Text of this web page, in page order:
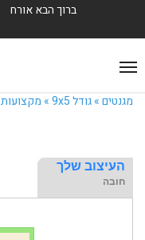
ברוך הבא אורח
Toggle
navigation
מגנטים »גודל 9x5 » מקצועות
העיצוב שלך
חובה